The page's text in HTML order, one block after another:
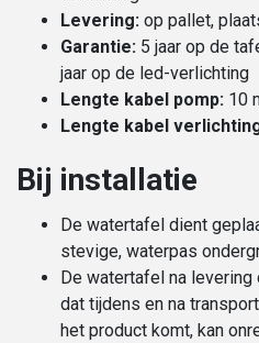
Levering: op pallet,
Garantie: 5 jaar op de
jaar op de led-verlichting
Lengte kabel pomp: 10
Lengte kabel
Bij installatie
De watertafel dient
stevige, waterpas
De watertafel na
dat tijdens en na
het product komt, kan